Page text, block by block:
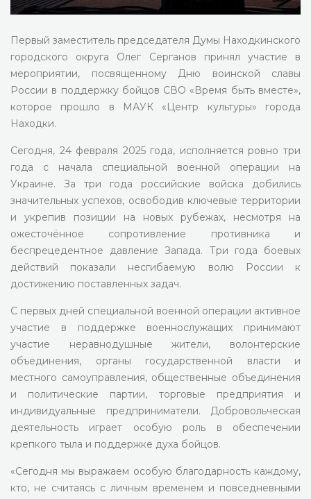
Первый заместитель председателя Думы Находкинского
городского округа Олег Серганов принял участие в
мероприятии, посвященному Дню воинской славы
России в поддержку бойцов СВО «Время быть вместе»,
которое прошло в МАУК «Центр культуры» города
Находки.
Сегодня, 24 февраля 2025 года, исполняется ровно три
года с начала специальной военной операции на
Украине. За три года российские войска добились
значительных успехов, освободив ключевые территории
и укрепив позиции на новых рубежах, несмотря на
ожесточённое сопротивление противника и
беспрецедентное давление Запада. Три года боевых
действий показали несгибаемую волю России к
достижению поставленных задач.
С первых дней специальной военной операции активное
участие в поддержке военнослужащих принимают
участие неравнодушные жители, волонтерские
объединения, органы государственной власти и
местного самоуправления, общественные объединения
и политические партии, торговые предприятия и
индивидуальные предприниматели. Добровольческая
деятельность играет особую роль в обеспечении
крепкого тыла и поддержке духа бойцов.
«Сегодня мы выражаем особую благодарность каждому,
кто, не считаясь с личным временем и повседневными